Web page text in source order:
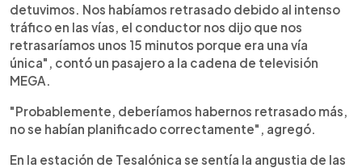
detuvimos. Nos habíamos retrasado debido al intenso
tráfico en las vías, el conductor nos dijo que nos
retrasaríamos unos 15 minutos porque era una vía
única", contó un pasajero a la cadena de televisión
MEGA.
"Probablemente, deberíamos habernos retrasado más,
no se habían planificado correctamente", agregó.
En la estación de Tesalónica se sentía la angustia de las